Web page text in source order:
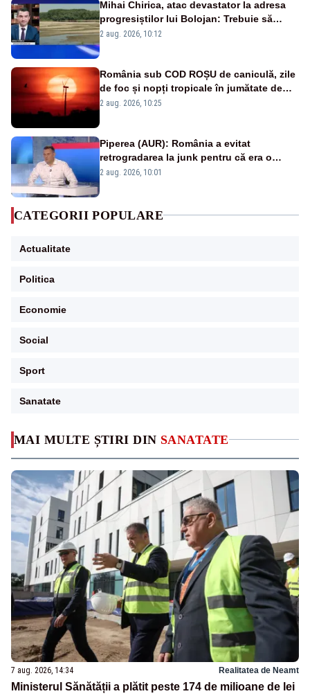
MAI MULTE ȘTIRI DIN SANATATE
7 aug. 2026, 14:34 Realitatea de Neamt
Ministerul Sănătății a plătit peste 174 de milioane de lei
Mihai Chirica, atac devastator la adresa
progresiștilor lui Bolojan: Trebuie să
protejăm și natura, dar nu șținem omaneii
2 aug. 2026, 10:12
România sub COD ROȘU de caniculă, zile
de foc și nopți tropicale în jumătate de
țară
2 aug. 2026, 10:25
Piperea (AUR): România a evitat
retrogradarea la junk pentru că era o
catastrofă pentru bănci și fondurile de
2 aug. 2026, 10:01
CATEGORII POPULARE
Actualitate
Politica
Economie
Social
Sport
Sanatate